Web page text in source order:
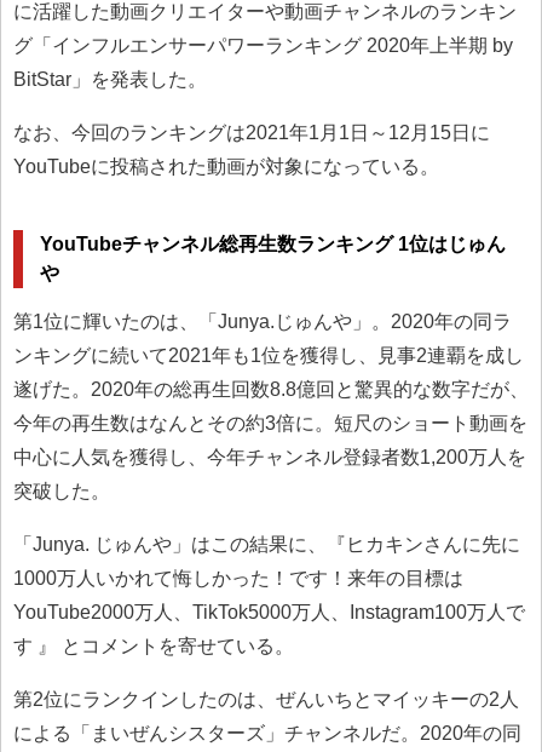
に活躍した動画クリエイターや動画チャンネルのランキン
グ「インフルエンサーパワーランキング 2020年上半期 by
BitStar」を発表した。
なお、今回のランキングは2021年1月1日～12月15日に
YouTubeに投稿された動画が対象になっている。
YouTubeチャンネル総再生数ランキング 1位はじゅん
や
第1位に輝いたのは、「Junya.じゅんや」。2020年の同ラ
ンキングに続いて2021年も1位を獲得し、見事2連覇を成し
遂げた。2020年の総再生回数8.8億回と驚異的な数字だが、
今年の再生数はなんとその約3倍に。短尺のショート動画を
中心に人気を獲得し、今年チャンネル登録者数1,200万人を
突破した。
「Junya. じゅんや」はこの結果に、『ヒカキンさんに先に
1000万人いかれて悔しかった！です！来年の目標は
YouTube2000万人、TikTok5000万人、Instagram100万人で
す 』 とコメントを寄せている。
第2位にランクインしたのは、ぜんいちとマイッキーの2人
による「まいぜんシスターズ」チャンネルだ。2020年の同